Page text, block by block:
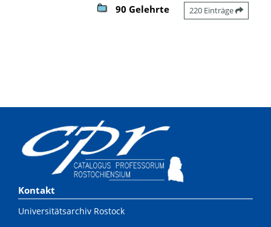
90 Gelehrte 220 Einträge
Kontakt
Universitätsarchiv Rostock